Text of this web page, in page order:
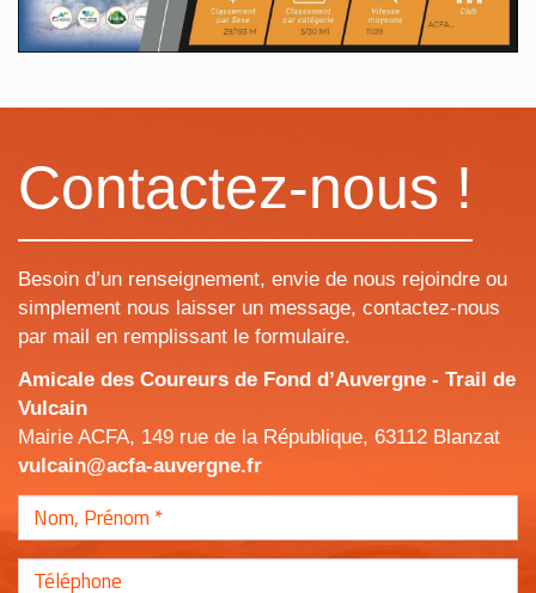
Contactez-nous !
Besoin d’un renseignement, envie de nous rejoindre ou
simplement nous laisser un message, contactez-nous
par mail en remplissant le formulaire.
Amicale des Coureurs de Fond d’Auvergne - Trail de
Vulcain
Mairie ACFA, 149 rue de la République, 63112 Blanzat
vulcain@acfa-auvergne.fr